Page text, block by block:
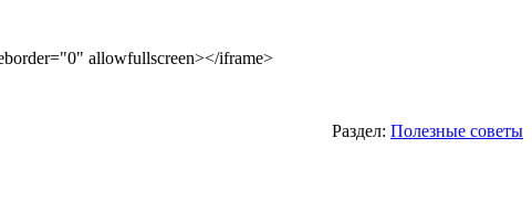
allowfullscreen></iframe>
Раздел: Полезные советы